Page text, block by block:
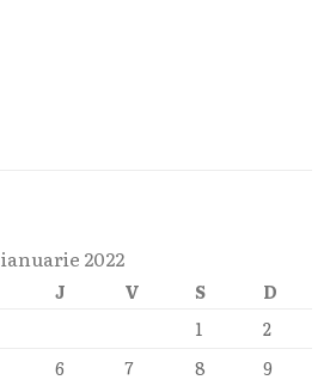
ianuarie 2022
J V S
D
1
2
6 7 8 9